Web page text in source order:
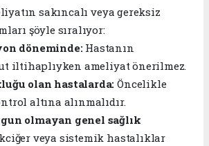
sakıncalı veya gereksiz
şöyle sıralıyor:
döneminde:Hastanın
iltihaplıyken ameliyat önerilmez.
olan hastalarda: Öncelikle
altına alınmalıdır.
olmayan genel sağlık
veya sistemik hastalıklar